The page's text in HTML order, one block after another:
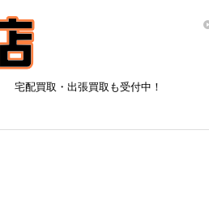
宅配買取・出張買取も受付中！